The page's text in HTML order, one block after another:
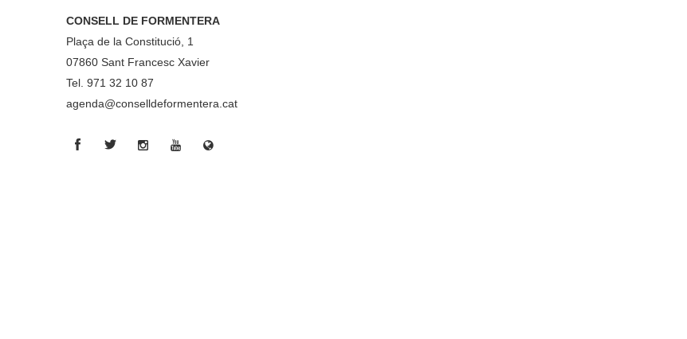
CONSELL DE FORMENTERA
Plaça de la Constitució, 1
07860 Sant Francesc Xavier
Tel. 971 32 10 87
agenda@conselldeformentera.cat